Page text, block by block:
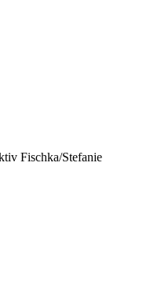
Fischka/Stefanie